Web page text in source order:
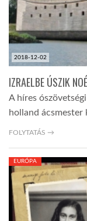
2018-12-02
IZRAELBE ÚSZIK
A híres
holland ácsmester
FOLYTATÁS →
EURÓPA